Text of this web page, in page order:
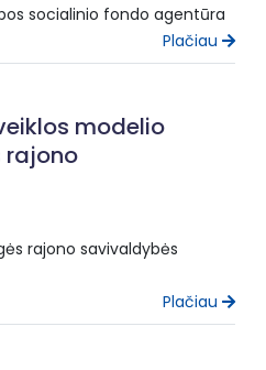
socialinio fondo agentūra
Plačiau
modelio
rajono
rajono savivaldybės
Plačiau